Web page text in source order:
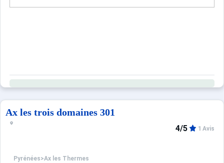
Ax les trois domaines 301
Pyrénées>Ax les Thermes
4/5 1 Avis